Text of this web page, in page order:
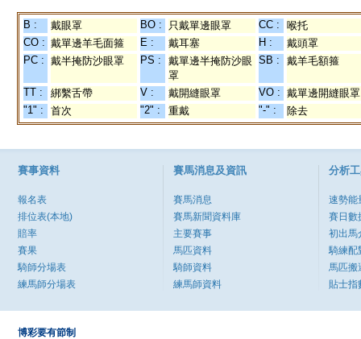
B : 戴眼罩 BO : 只戴單邊眼罩 CC :
喉托
CO : 戴單邊羊毛面箍 E : 戴耳塞 H :
戴頭罩
PC : 戴半掩防沙眼罩 PS :
戴單邊半掩防沙眼
罩
SB : 戴羊毛額箍
TT : 綁繫舌帶 V : 戴開縫眼罩 VO : 戴單邊開縫眼罩
"1" :
首次 "2" : 重戴 "-" : 除去
賽事資料
報名表
排位表(本地)
賠率
賽果
騎師分場表
練馬師分場表
賽馬消息及資訊
賽馬消息
賽馬新聞資料庫
主要賽事
馬匹資料
騎師資料
練馬師資料
分析
速勢能
賽日數
初出馬
騎練配
馬匹搬
貼士指
博彩要有節制